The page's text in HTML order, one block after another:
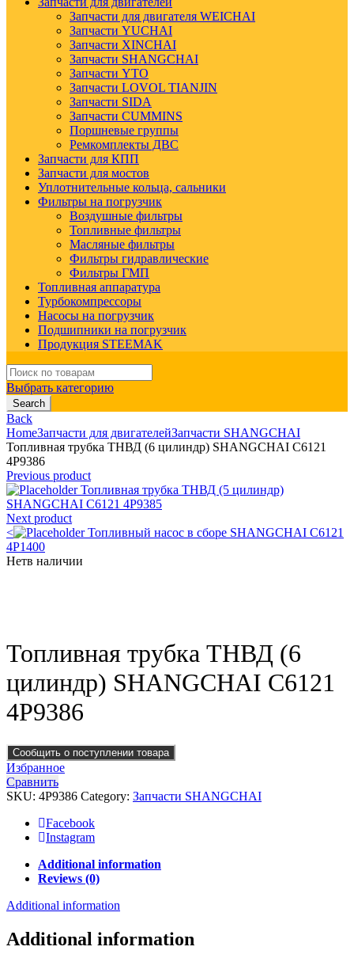
Запчасти для двигателя WEICHAI
Запчасти YUCHAI
Запчасти XINCHAI
Запчасти SHANGCHAI
Запчасти YTO
Запчасти LOVOL TIANJIN
Запчасти SIDA
Запчасти CUMMINS
Поршневые группы
Ремкомплекты ДВС
Запчасти для КПП
Запчасти для мостов
Уплотнительные кольца, сальники
Фильтры на погрузчик
Воздушные фильтры
Топливные фильтры
Масляные фильтры
Фильтры гидравлические
Фильтры ГМП
Топливная аппаратура
Турбокомпрессоры
Насосы на погрузчик
Подшипники на погрузчик
Продукция STEEMAK
Search
for:
Выбрать категорию
Search
Back
HomeЗапчасти для двигателейЗапчасти SHANGCHAI
Топливная трубка ТНВД (6 цилиндр) SHANGCHAI C6121
4P9386
Previous product
Топливная трубка ТНВД (5 цилиндр)
SHANGCHAI C6121 4P9385
Next product
<
Топливный насос в сборе SHANGCHAI C6121
4P1400
Нетв наличии
Топливная трубка ТНВД (6
цилиндр) SHANGCHAI C6121
4P9386
Сообщить о поступлении товара
Избранное
Сравнить
SKU: 4P9386 Category: Запчасти SHANGCHAI
Facebook
Instagram
Additional information
Reviews (0)
Additional information
Additional information